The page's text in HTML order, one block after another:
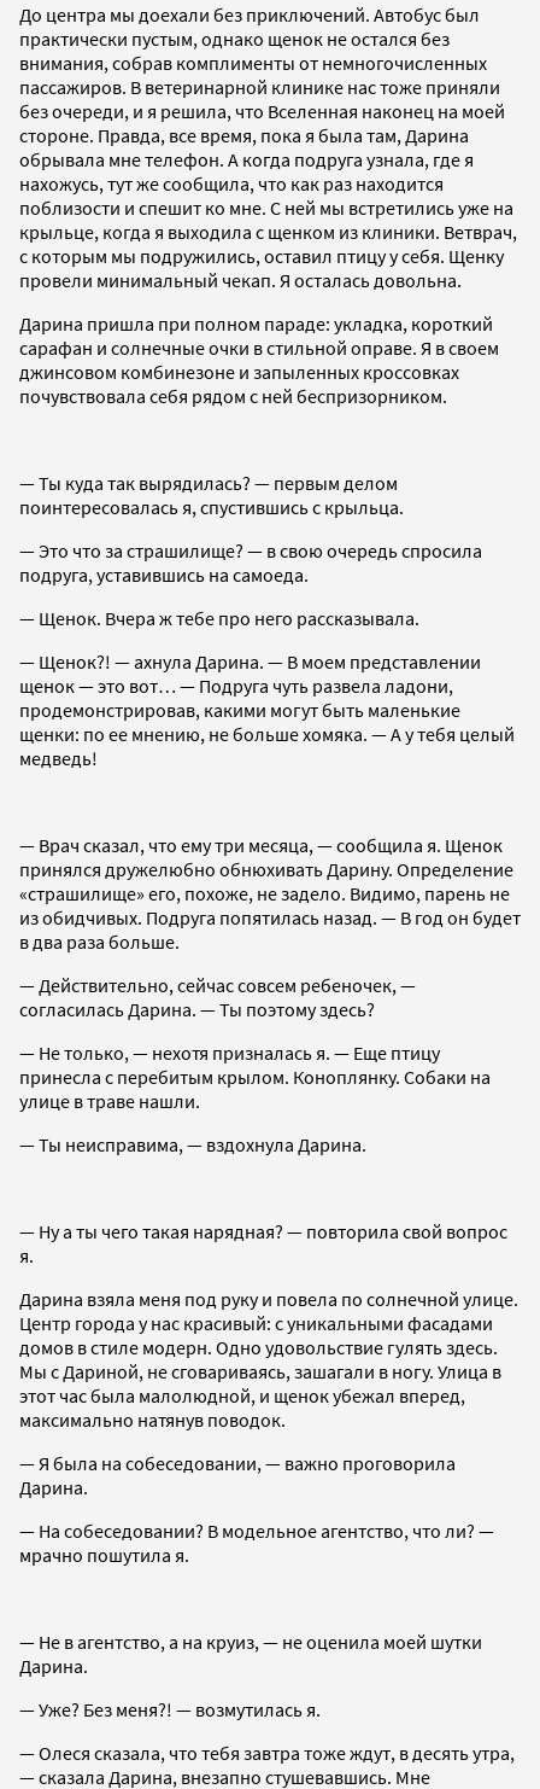
До центра мы доехали без приключений. Автобус был
практически пустым, однако щенок не остался без
внимания, собрав комплименты от немногочисленных
пассажиров. В ветеринарной клинике нас тоже приняли
без очереди, и я решила, что Вселенная наконец на моей
стороне. Правда, все время, пока я была там, Дарина
обрывала мне телефон. А когда подруга узнала, где я
нахожусь, тут же сообщила, что как раз находится
поблизости и спешит ко мне. С ней мы встретились уже на
крыльце, когда я выходила с щенком из клиники. Ветврач,
с которым мы подружились, оставил птицу у себя. Щенку
провели минимальный чекап. Я осталась довольна.
Дарина пришла при полном параде: укладка, короткий
сарафан и солнечные очки в стильной оправе. Я в своем
джинсовом комбинезоне и запыленных кроссовках
почувствовала себя рядом с ней беспризорником.
— Ты куда так вырядилась? — первым делом
поинтересовалась я, спустившись с крыльца.
— Это что за страшилище? — в свою очередь спросила
подруга, уставившись на самоеда.
— Щенок. Вчера ж тебе про него рассказывала.
— Щенок?! — ахнула Дарина. — В моем представлении
щенок — это вот… — Подруга чуть развела ладони,
продемонстрировав, какими могут быть маленькие
щенки: по ее мнению, не больше хомяка. — А у тебя целый
медведь!
— Врач сказал, что ему три месяца, — сообщила я. Щенок
принялся дружелюбно обнюхивать Дарину. Определение
«страшилище» его, похоже, не задело. Видимо, парень не
из обидчивых. Подруга попятилась назад. — В год он будет
в два раза больше.
— Действительно, сейчас совсем ребеночек, —
согласилась Дарина. — Ты поэтому здесь?
— Не только, — нехотя призналась я. — Еще птицу
принесла с перебитым крылом. Коноплянку. Собаки на
улице в траве нашли.
— Ты неисправима, — вздохнула Дарина.
— Ну а ты чего такая нарядная? — повторила свой вопрос
я.
Дарина взяла меня под руку и повела по солнечной улице.
Центр города у нас красивый: с уникальными фасадами
домов в стиле модерн. Одно удовольствие гулять здесь.
Мы с Дариной, не сговариваясь, зашагали в ногу. Улица в
этот час была малолюдной, и щенок убежал вперед,
максимально натянув поводок.
— Я была на собеседовании, — важно проговорила
Дарина.
— На собеседовании? В модельное агентство, что ли? —
мрачно пошутила я.
— Не в агентство, а на круиз, — не оценила моей шутки
Дарина.
— Уже? Без меня?! — возмутилась я.
— Олеся сказала, что тебя завтра тоже ждут, в десять утра,
— сказала Дарина, внезапно стушевавшись. Мне